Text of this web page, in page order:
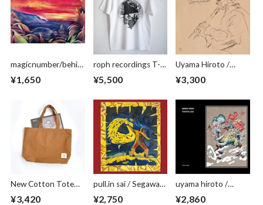
magicnumber/behin
¥1,650
roph recordings T-
¥5,500
Uyama Hiroto /
¥3,300
New Cotton Tote
¥3,420
pull.in sai / Segawa
¥2,750
uyama hiroto /
¥2,860